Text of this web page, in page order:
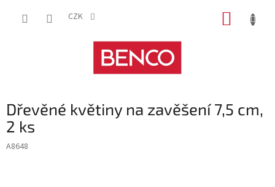
CZK
Dřevěné květiny na zavěšení 7,5 cm,
2 ks
A8648